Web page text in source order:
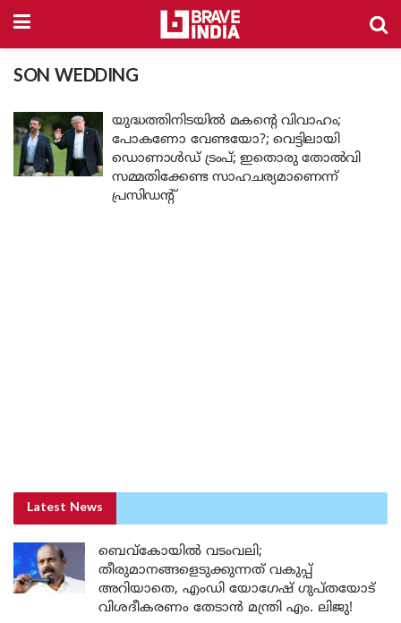
SON WEDDING
യുദ്ധത്തിനിടയിൽ മകന്റെ വിവാഹം;
പോകണോ വേണ്ടയോ?; വെട്ടിലായി
ഡൊണാൾഡ് ട്രംപ്; ഇതൊരു തോൽവി
സമ്മതിക്കേണ്ട സാഹചര്യമാണെന്ന്
പ്രസിഡന്റ്
Latest News
ബെവ്കോയിൽ വടംവലി;
തീരുമാനങ്ങളെടുക്കുന്നത് വകുപ്പ്
അറിയാതെ, എംഡി യോഗേഷ് ഗുപ്തയോട്
വിശദീകരണം തേടാൻ മന്ത്രി എം. ലിജു!